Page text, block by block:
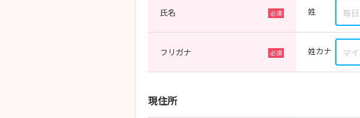
氏名 姓
フリガナ 姓カナ
現住所